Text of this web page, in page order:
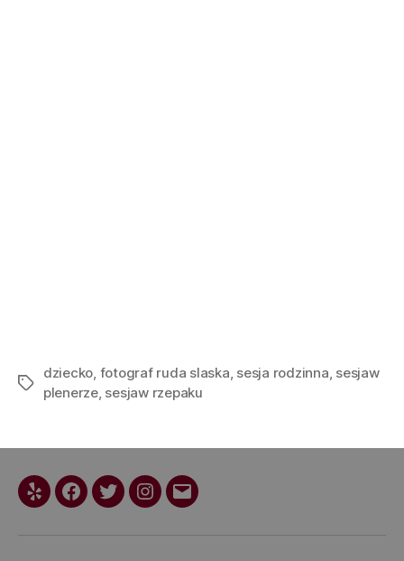
dziecko, fotograf ruda slaska, sesja rodzinna, sesjaw
plenerze, sesjaw rzepaku